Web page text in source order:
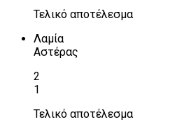
Τελικό αποτέλεσμα
Λαμία
Αστέρας
2
1
Τελικό αποτέλεσμα